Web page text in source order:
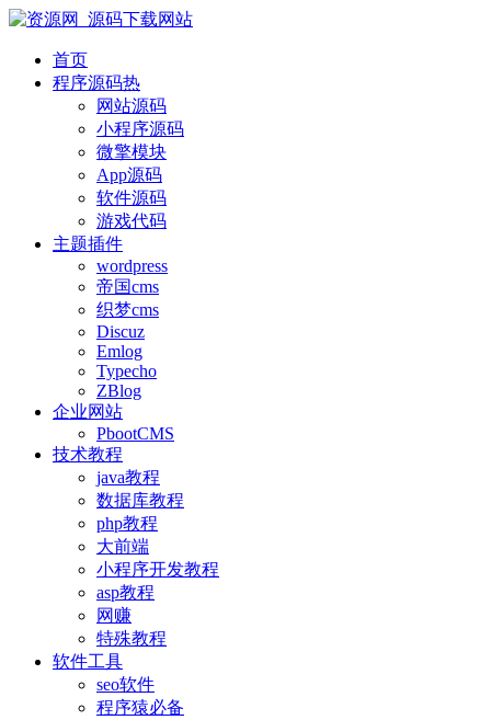
首页
程序源码热
网站源码
小程序源码
微擎模块
App源码
软件源码
游戏代码
主题插件
wordpress
帝国cms
织梦cms
Discuz
Emlog
Typecho
ZBlog
企业网站
PbootCMS
技术教程
java教程
数据库教程
php教程
大前端
小程序开发教程
asp教程
网赚
特殊教程
软件工具
seo软件
程序猿必备